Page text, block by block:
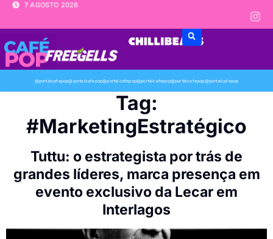
7 AGOSTO 2026
@portalcafepop@portalcafepop@portalcafepop@portalcafepop@portalcafepop@portalcafepop
Tag:
#MarketingEstratégico
Tuttu: o estrategista por trás de
grandes líderes, marca presença em
evento exclusivo da Lecar em
Interlagos